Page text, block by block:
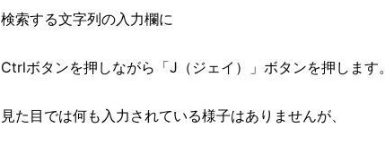
検索する文字列の入力欄に
Ctrlボタンを押しながら「J（ジェイ）」ボタンを押します。
見た目では何も入力されている様子はありませんが、